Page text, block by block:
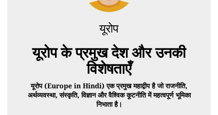
यूरोप
यूरोप के प्रमुख देश और उनकी
विशेषताएँ
यूरोप (Europe in Hindi) एक प्रमुख महाद्वीप है जो राजनीति,
अर्थव्यवस्था, संस्कृति, विज्ञान और वैश्विक कूटनीति में महत्वपूर्ण भूमिका
निभाता है।